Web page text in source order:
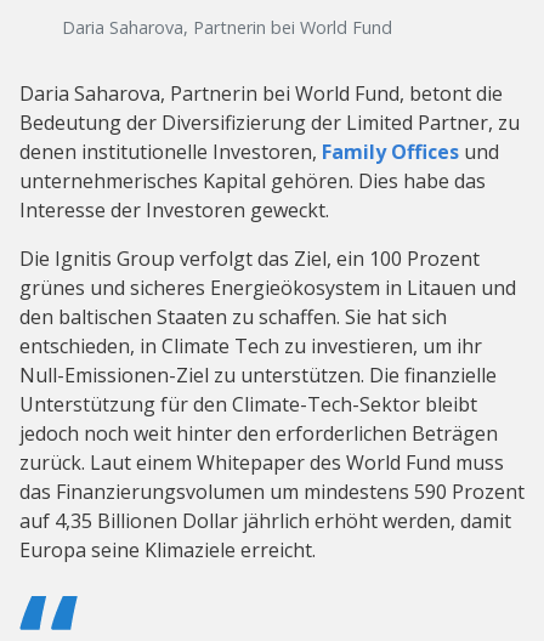
Daria Saharova, Partnerin bei World Fund
Daria Saharova, Partnerin bei World Fund, betont die
Bedeutung der Diversifizierung der Limited Partner, zu
denen institutionelle Investoren, Family Offices und
unternehmerisches Kapital gehören. Dies habe das
Interesse der Investoren geweckt.
Die Ignitis Group verfolgt das Ziel, ein 100 Prozent
grünes und sicheres Energieökosystem in Litauen und
den baltischen Staaten zu schaffen. Sie hat sich
entschieden, in Climate Tech zu investieren, um ihr
Null-Emissionen-Ziel zu unterstützen. Die finanzielle
Unterstützung für den Climate-Tech-Sektor bleibt
jedoch noch weit hinter den erforderlichen Beträgen
zurück. Laut einem Whitepaper des World Fund muss
das Finanzierungsvolumen um mindestens 590 Prozent
auf 4,35 Billionen Dollar jährlich erhöht werden, damit
Europa seine Klimaziele erreicht.